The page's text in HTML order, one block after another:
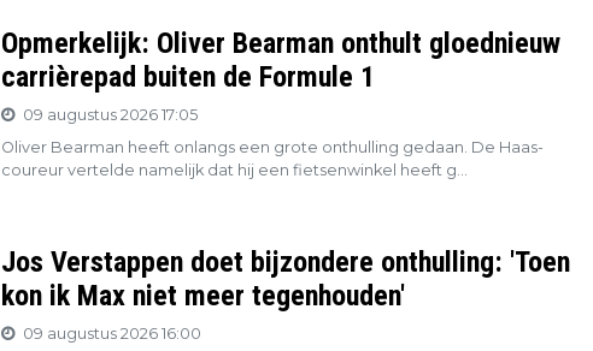
Opmerkelijk: Oliver Bearman onthult gloednieuw
carrièrepad buiten de Formule 1
09 augustus 2026 17:05
Oliver Bearman heeft onlangs een grote onthulling gedaan. De Haas-
coureur vertelde namelijk dat hij een fietsenwinkel heeft g...
Jos Verstappen doet bijzondere onthulling: 'Toen
kon ik Max niet meer tegenhouden'
09 augustus 2026 16:00